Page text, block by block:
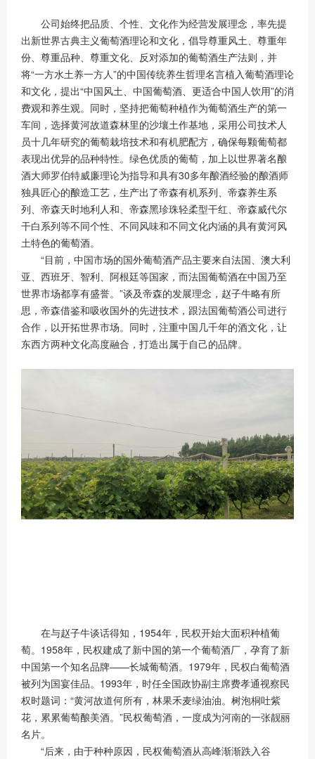
公司始终把品质、个性、文化作为经营发展理念，率先提
出新世界古典主义葡萄酒理论和文化，倡导尊重风土、尊重年
份、尊重品种、尊重文化、反对添加的葡萄酒生产法则，并
将“一方水土养一方人”的中国传统养生哲理名言植入葡萄酒理论
和文化，提出“中国风土、中国葡萄酒、更适合中国人饮用”的消
费观和养生观。同时，坚持把葡萄种植作为葡萄酒生产的第一
车间，选择黄河故道森林里的沙壤土作基地，采用公司技术人
员十几年研究的葡萄栽培技术和有机肥配方，确保每颗葡萄都
表现出优异的品种特性。绿色优质的葡萄，加上以世界著名酿
酒大师罗伯特威廉理论为指导和具有30多年酿酒经验的酿酒师
独具匠心的酿造工艺，生产出了帝森有机系列、帝森养生系
列、帝森天时地利人和、帝森黑珍珠轻柔型干红、帝森威代尔
干白系列等不同个性、不同风味和不同文化内涵的具有黄河风
土特色的葡萄酒。
“目前，中国市场的国外葡萄酒产品主要来自法国、澳大利
亚、西班牙、智利、阿根廷等国家，而法国葡萄酒在中国乃至
世界市场都享有盛誉。”谈及帝森的发展理念，赵子牛略有所
思，帝森借鉴和吸收国外的先进技术，跟法国葡萄酒公司进行
合作，以开拓世界市场。同时，注重中国几千年的酒文化，让
东西方两种文化高度融合，打造出属于自己的品牌。
在与赵子牛谈话得知，1954年，民权开始大面积种植葡
萄。1958年，民权建成了新中国的第一个葡萄酒厂，孕育了新
中国第一个知名品牌——长城葡萄酒。1979年，民权白葡萄酒
被列为国宴佳品。1993年，时任全国政协副主席费孝通视察民
权时题词：“黄河故道何所有，林果禾麦绿油油。树泡桐吐紫
花，累累葡萄酿美酒。”民权葡萄酒，一度成为河南的一张靓丽
名片。
“后来，由于种种原因，民权葡萄酒从高峰渐渐跌入谷